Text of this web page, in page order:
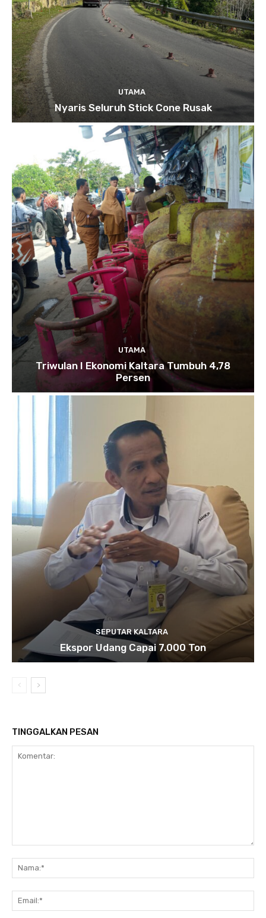
UTAMA
Nyaris Seluruh Stick Cone Rusak
UTAMA
Triwulan I Ekonomi Kaltara Tumbuh 4,78
Persen
SEPUTAR KALTARA
Ekspor Udang Capai 7.000 Ton
TINGGALKAN PESAN